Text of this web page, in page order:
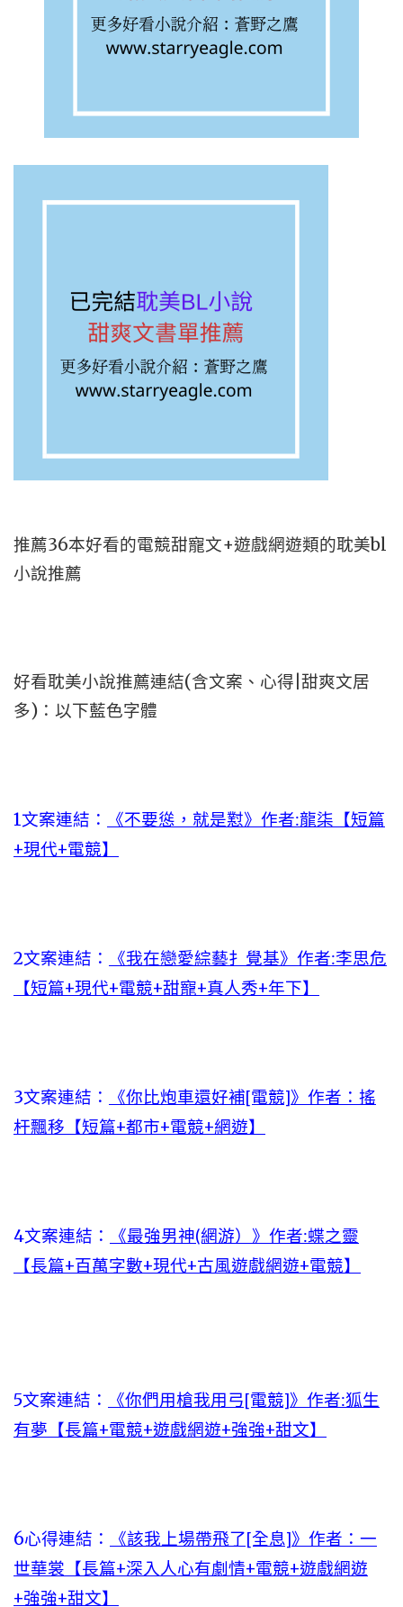
推薦36本好看的電競甜寵文+遊戲網遊類的耽美bl
小說推薦
好看耽美小說推薦連結(含文案、心得|甜爽文居
多)：以下藍色字體
1文案連結：
《不要慫，就是懟》作者:龍柒【短篇
+現代+電競】
2文案連結：
《我在戀愛綜藝扌覺基》作者:李思危
【短篇+現代+電競+甜寵+真人秀+年下】
3文案連結：
《你比炮車還好補[電競]》作者：搖
杆飄移【短篇+都市+電競+網遊】
4文案連結：
《最強男神(網游）》作者:蝶之靈
【長篇+百萬字數+現代+古風遊戲網遊+電競】
5文案連結：
《你們用槍我用弓[電競]》作者:狐生
有夢【長篇+電競+遊戲網遊+強強+甜文】
6心得連結：
《該我上場帶飛了[全息]》作者：一
世華裳【長篇+深入人心有劇情+電競+遊戲網遊
+強強+甜文】